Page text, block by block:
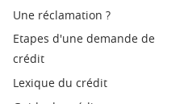
Une réclamation ?
Etapes d'une demande de
crédit
Lexique du crédit